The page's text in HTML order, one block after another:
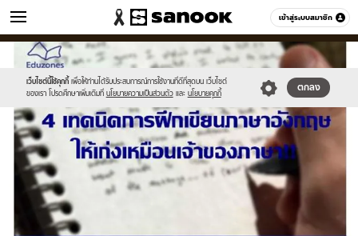
เข้าสู่ระบบสมาชิก
วัยรุ่น หมวดอื่นๆ
เว็บไซต์นี้ใช้คุกกี้ เพื่อให้ท่านได้รับประสบการณ์การใช้งานที่ดีที่สุดบน เว็บไซต์
ของเรา โปรดศึกษาเพิ่มเติมที่ นโยบายความเป็นส่วนตัว และ นโยบายคุกกี้
ตกลง
Sanook
//s.isanook.com/sr/0/images/logo-
new-
sanook.png
600
//s.isanook.com/ca/0/ud/276/1381449/yy.jpg